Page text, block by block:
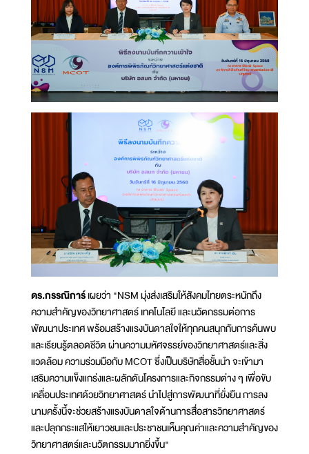
ดร.กรรณิการ์เผยว่า "NSM มุ่งส่งเสริมให้สังคมไทยตระหนักถึง
ความสำคัญของวิทยาศาสตร์ เทคโนโลยี และนวัตกรรมต่อการ
พัฒนาประเทศ พร้อมสร้างแรงบันดาลใจให้ทุกคนสนุกกับการค้นพบ
และเรียนรู้ตลอดชีวิต ผ่านความมหัศจรรย์ของวิทยาศาสตร์และสิ่ง
แวดล้อม ความร่วมมือกับ MCOT ซึ่งเป็นบริษัทสื่อชั้นนำ จะเข้ามา
เสริมความแข็งแกร่งและผลักดันโครงการและกิจกรรมต่าง ๆ เพื่อขับ
เคลื่อนประเทศด้วยวิทยาศาสตร์ นำไปสู่การพัฒนาที่ยั่งยืน การลง
นามครั้งนี้จะช่วยสร้างแรงบันดาลใจด้านการสื่อสารวิทยาศาสตร์
และปลุกกระแสให้เยาวชนและประชาชนเห็นคุณค่าและความสำคัญของ
วิทยาศาสตร์และนวัตกรรมมากยิ่งขึ้น"